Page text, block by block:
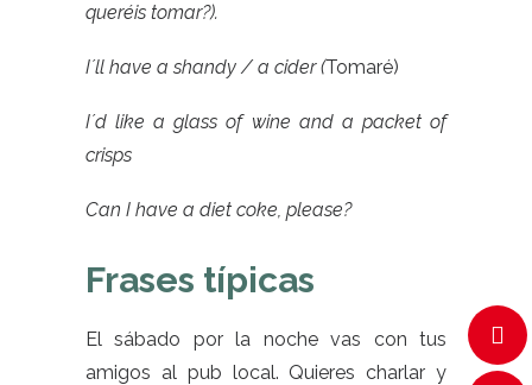
queréis tomar?).
I´ll have a shandy / a cider (Tomaré)
I´d likea glass of wine and a packet of
crisps
Can I have a diet coke, please?
Frases típicas
El sábado por la noche vas con tus
amigos al pub local. Quieres charlar y